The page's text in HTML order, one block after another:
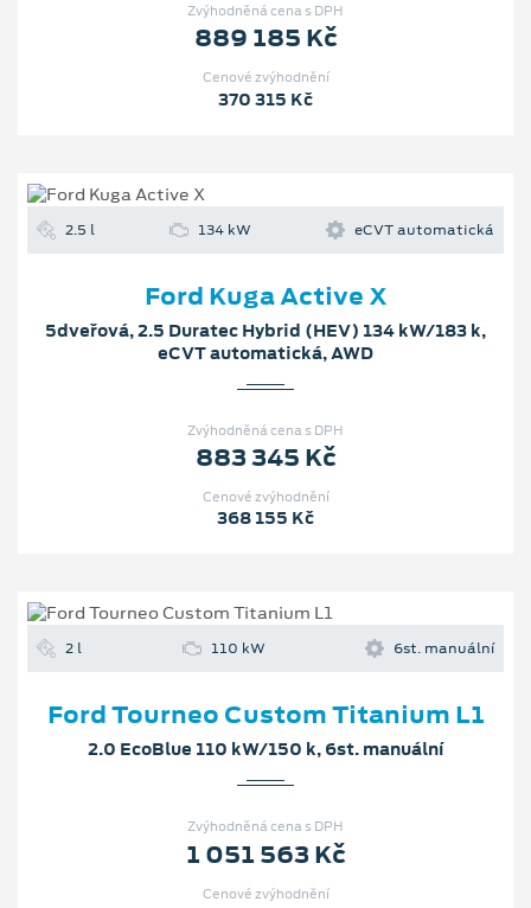
Zvýhodněná cena s DPH
889 185 Kč
Cenové zvýhodnění
370 315 Kč
2.5 l 134 kW eCVT automatická
Ford Kuga Active X
5dveřová, 2.5 Duratec Hybrid (HEV) 134 kW/183 k,
eCVT automatická, AWD
Zvýhodněná cena s DPH
883 345 Kč
Cenové zvýhodnění
368 155 Kč
2 l 110 kW 6st. manuální
Ford Tourneo Custom Titanium L1
2.0 EcoBlue 110 kW/150 k, 6st. manuální
Zvýhodněná cena s DPH
1 051 563 Kč
Cenové zvýhodnění